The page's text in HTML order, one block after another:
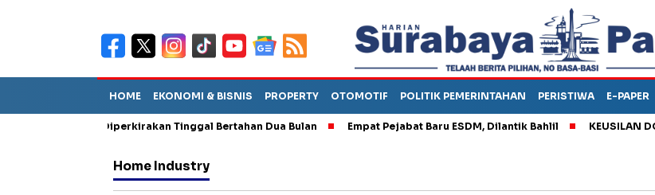
HOME EKONOMI & BISNIS PROPERTY OTOMOTIF POLITIK PEMERINTAHAN PERISTIWA E-PAPER
Sebut TPA Diperkirakan Tinggal Bertahan Dua Bulan Empat Pejabat Baru ESDM, Dilantik Bahlil KEUSILAN
Home Industry